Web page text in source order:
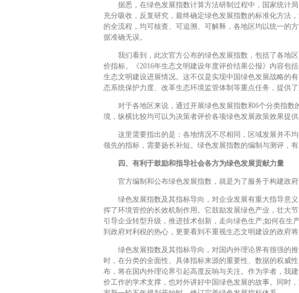
据悉，在绿色发展指数计算方法研制过程中，国家统计局
充分吸收，反复研究，最终确定绿色发展指数的标准化方法
的全流程，均可核查、可追溯、可解释，各地区均以统一的
据准确无误。
我们看到，此次官方公布的绿色发展指数，包括了各地区
价指标。《2016年生态文明建设年度评价结果公报》内容包
生态文明建设进展情况。这不仅是实现中国绿色发展战略的
态系统保护力度、改革生态环境监管体制等重点任务，提供了
对于各地区来说，通过开展绿色发展指数和6个分类指数
境，纵横比较均可以为决策者评价各项绿色发展政策效果提
这里需要指出的是：各地情况不尽相同，区域发展并不均
领先的指标，需要扬长补短。绿色发展指数的编制与测评，
四、有利于鼓励和指导社会各方为绿色发展贡献力量
官方编制和公布绿色发展指数，就是为了服务于构建政府
绿色发展指数及其指标导向，对企业发展有重大指导意义
挥了环境管控的长效机制作用。它鼓励发展绿色产业，壮大
引导企业转型升级，推进技术创新，走向绿色生产;如何在
到政府对利税的热心，更要看到不重视生态文明建设的政府
绿色发展指数及其指标导向，对国内外理论界有很强的推
时，在分类的全面性、具体指标来源的重要性、数据的权威
布，将在国内外理论界引起高度反响与关注。作为学者，我
价工作的学术支撑，也对外讲好中国绿色发展的故事。同时